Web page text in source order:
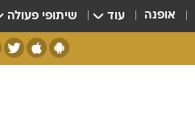
אופנה עוד שיתופי פעולה